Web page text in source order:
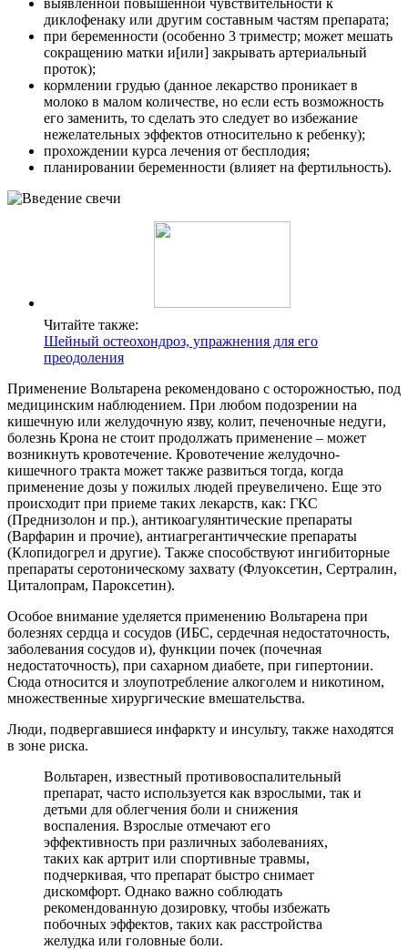
выявленной повышенной чувствительности к
диклофенаку или другим составным частям препарата;
при беременности (особенно 3 триместр; может мешать
сокращению матки и[или] закрывать артериальный
проток);
кормлении грудью (данное лекарство проникает в
молоко в малом количестве, но если есть возможность
его заменить, то сделать это следует во избежание
нежелательных эффектов относительно к ребенку);
прохождении курса лечения от бесплодия;
планировании беременности (влияет на фертильность).
Читайте также:
Шейный остеохондроз, упражнения для его
преодоления
Применение Вольтарена рекомендовано с осторожностью, под
медицинским наблюдением. При любом подозрении на
кишечную или желудочную язву, колит, печеночные недуги,
болезнь Крона не стоит продолжать применение – может
возникнуть кровотечение. Кровотечение желудочно-
кишечного тракта может также развиться тогда, когда
применение дозы у пожилых людей преувеличено. Еще это
происходит при приеме таких лекарств, как: ГКС
(Преднизолон и пр.), антикоагулянтические препараты
(Варфарин и прочие), антиагрегантичческие препараты
(Клопидогрел и другие). Также способствуют ингибиторные
препараты серотоническому захвату (Флуоксетин, Сертралин,
Циталопрам, Пароксетин).
Особое внимание уделяется применению Вольтарена при
болезнях сердца и сосудов (ИБС, сердечная недостаточность,
заболевания сосудов и), функции почек (почечная
недостаточность), при сахарном диабете, при гипертонии.
Сюда относится и злоупотребление алкоголем и никотином,
множественные хирургические вмешательства.
Люди, подвергавшиеся инфаркту и инсульту, также находятся
в зоне риска.
Вольтарен, известный противовоспалительный
препарат, часто используется как взрослыми, так и
детьми для облегчения боли и снижения
воспаления. Взрослые отмечают его
эффективность при различных заболеваниях,
таких как артрит или спортивные травмы,
подчеркивая, что препарат быстро снимает
дискомфорт. Однако важно соблюдать
рекомендованную дозировку, чтобы избежать
побочных эффектов, таких как расстройства
желудка или головные боли.